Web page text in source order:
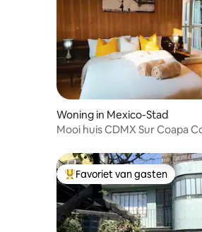
Woning in Mexico-Stad
Mooi huis CDMX Sur Coapa
Topfavoriet van gasten
Favoriet van gasten